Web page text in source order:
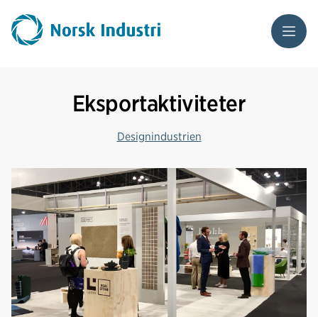
Meny
Eksportaktiviteter
Designindustrien